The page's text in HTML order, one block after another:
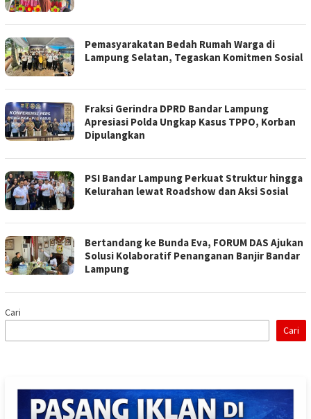
Pemasyarakatan Bedah Rumah Warga di
Lampung Selatan, Tegaskan Komitmen Sosial
Fraksi Gerindra DPRD Bandar Lampung
Apresiasi Polda Ungkap Kasus TPPO, Korban
Dipulangkan
PSI Bandar Lampung Perkuat Struktur hingga
Kelurahan lewat Roadshow dan Aksi Sosial
Bertandang ke Bunda Eva, FORUM DAS Ajukan
Solusi Kolaboratif Penanganan Banjir Bandar
Lampung
Cari
Cari